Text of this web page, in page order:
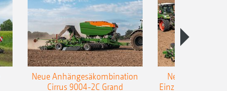
Neue Anhängesäkombination
Cirrus 9004-2C Grand
Neue
Einzelkorn-